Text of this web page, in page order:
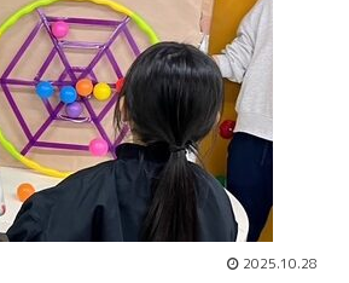
2025.10.28